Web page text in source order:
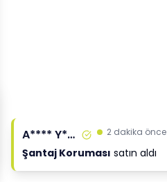
A**** Y**** 2 dakika önce
Şantaj Koruması satın aldı